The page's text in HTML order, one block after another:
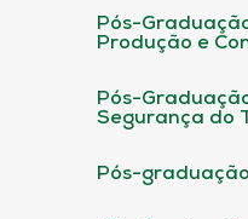
Pós-
Produção e
Pós-
Segurança do
Pós-